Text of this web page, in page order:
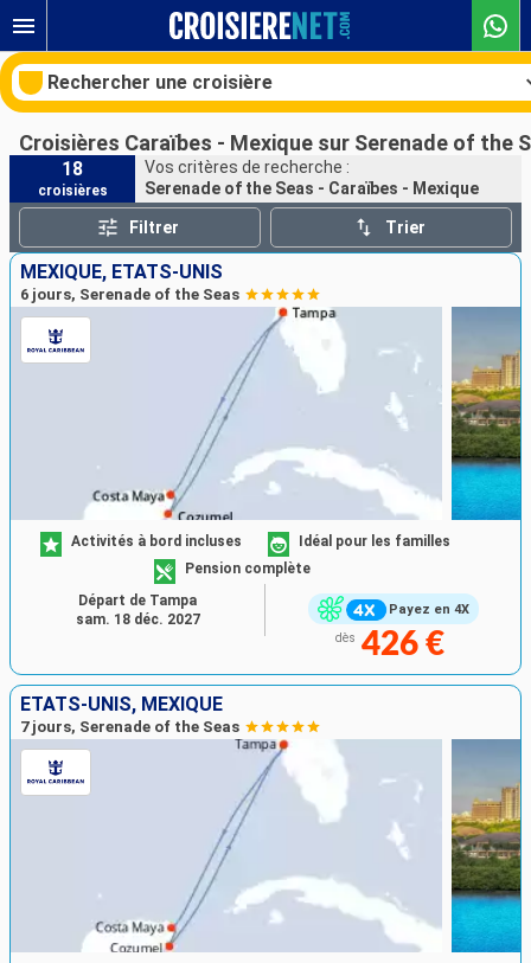
Rechercher une croisière
Nos destinations
Mois de départ
Ports Compagnies
Rechercher
Croisières Caraïbes - Mexique sur Serenade of the
18
croisières
Vos critères de recherche :
Serenade of the Seas - Caraïbes - Mexique
Filtrer Trier
MEXIQUE, ÉTATS-UNIS
6 jours, Serenade of the Seas
Payez en 4X
Activités à bord incluses
Idéal pour les familles
Pension complète
dès 426 €
Départ de Tampa
sam. 18 déc. 2027
ÉTATS-UNIS, MEXIQUE
7 jours, Serenade of the Seas